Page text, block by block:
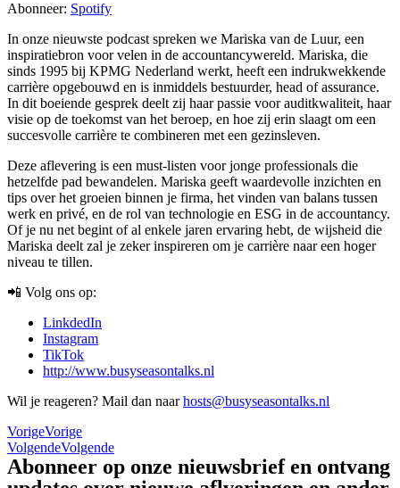
Abonneer: Spotify
In onze nieuwste podcast spreken we Mariska van de Luur, een
inspiratiebron voor velen in de accountancywereld. Mariska, die
sinds 1995 bij KPMG Nederland werkt, heeft een indrukwekkende
carrière opgebouwd en is inmiddels bestuurder, head of assurance.
In dit boeiende gesprek deelt zij haar passie voor auditkwaliteit, haar
visie op de toekomst van het beroep, en hoe zij erin slaagt om een
succesvolle carrière te combineren met een gezinsleven.
Deze aflevering is een must-listen voor jonge professionals die
hetzelfde pad bewandelen. Mariska geeft waardevolle inzichten en
tips over het groeien binnen je firma, het vinden van balans tussen
werk en privé, en de rol van technologie en ESG in de accountancy.
Of je nu net begint of al enkele jaren ervaring hebt, de wijsheid die
Mariska deelt zal je zeker inspireren om je carrière naar een hoger
niveau te tillen.
📲 Volg ons op:
LinkdedIn
Instagram
TikTok
http://www.busyseasontalks.nl
Wil je reageren? Mail dan naarhosts@busyseasontalks.nl
VorigeVorige
VolgendeVolgende
Abonneer op onze nieuwsbrief en ontvang